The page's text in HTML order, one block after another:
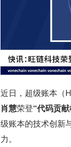
近日，超级账本（
肖慧荣登“代码贡
级账本的技术创新
力。